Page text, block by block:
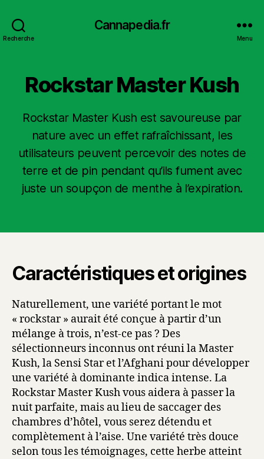
Recherche
Cannapedia.fr
Menu
Rockstar Master Kush
Rockstar Master Kush est savoureuse par
nature avec un effet rafraîchissant, les
utilisateurs peuvent percevoir des notes de
terre et de pin pendant qu’ils fument avec
juste un soupçon de menthe à l’expiration.
Caractéristiques et origines
Naturellement, une variété portant le mot
« rockstar » aurait été conçue à partir d’un
mélange à trois, n’est-ce pas ? Des
sélectionneurs inconnus ont réuni la Master
Kush, la Sensi Star et l’Afghani pour développer
une variété à dominante indica intense. La
Rockstar Master Kush vous aidera à passer la
nuit parfaite, mais au lieu de saccager des
chambres d’hôtel, vous serez détendu et
complètement à l’aise. Une variété très douce
selon tous les témoignages, cette herbe atteint